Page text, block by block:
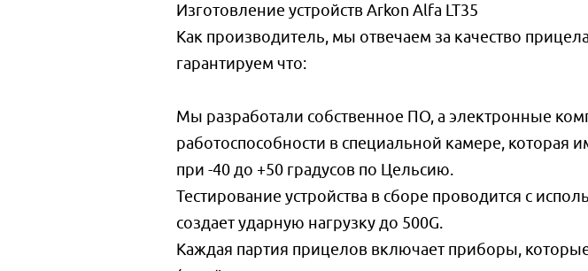
Изготовление устройств Arkon Alfa LT35
Как производитель, мы отвечаем за качество
гарантируем что:
Мы разработали собственное ПО, а электронные
работоспособности в специальной камере, которая
при -40 до +50 градусов по Цельсию.
Тестирование устройства в сборе проводится с
создает ударную нагрузку до 500G.
Каждая партия прицелов включает приборы,